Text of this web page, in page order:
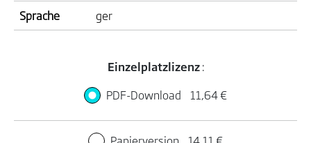
Sprache
ger
Einzelplatzlizenz:
PDF-Download
11,64 €